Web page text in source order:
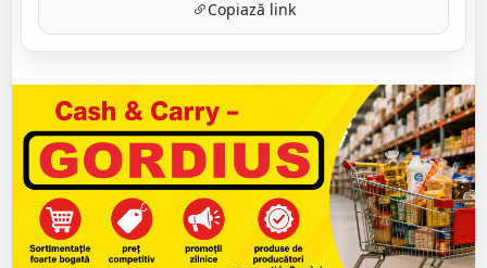
Copiază link